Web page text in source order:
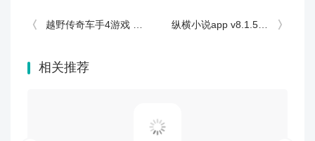
越野传奇车手4游戏 v1.0 纵横小说app v8.1.59.62
相关推荐